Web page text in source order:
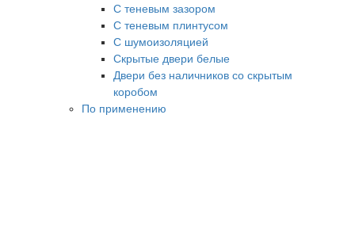
С теневым зазором
С теневым плинтусом
С шумоизоляцией
Скрытые двери белые
Двери без наличников со скрытым
коробом
По применению